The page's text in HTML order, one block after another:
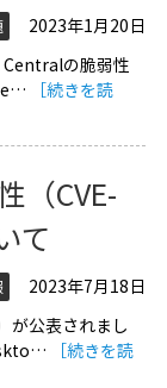
2023年1月20日
の脆弱性
［続きを読
（CVE-
て
2023年7月18日
が公表されまし
［続きを読